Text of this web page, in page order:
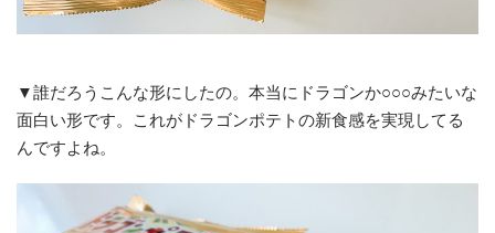
▼誰だろうこんな形にしたの。本当にドラゴンか○○○みたいな
面白い形です。これがドラゴンポテトの新食感を実現してる
んですよね。